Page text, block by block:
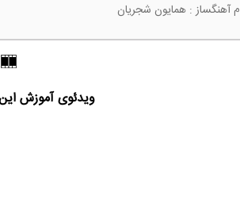
آهنگساز :همایون شجریان
ویدئوی آموزش